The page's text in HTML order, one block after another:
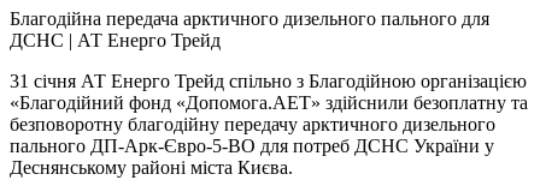
Благодійна передача арктичного дизельного пального для
ДСНС | АТ Енерго Трейд
31 січня АТ Енерго Трейд спільно з Благодійною організацією
«Благодійний фонд «Допомога.АЕТ» здійснили безоплатну та
безповоротну благодійну передачу арктичного дизельного
пального ДП-Арк-Євро-5-ВО для потреб ДСНС України у
Деснянському районі міста Києва.